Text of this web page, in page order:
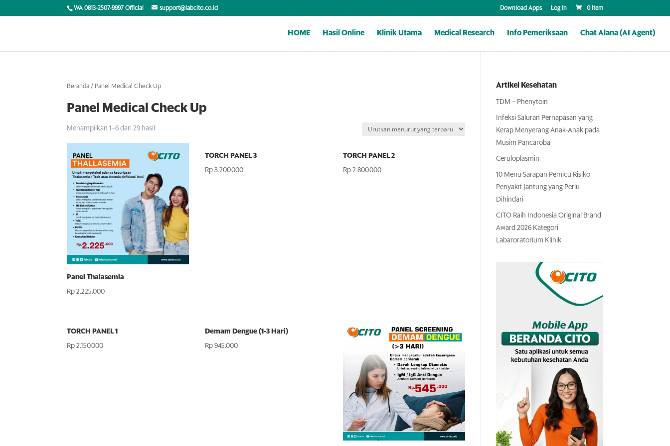
WA 0813-2507-9997 Official support@labcito.co.id Download Apps Log In 0 Item
HOME Hasil Online Klinik Utama Medical Research Info Pemeriksaan Chat Alana (AI Agent)
Beranda / Panel Medical Check Up
Panel Medical Check Up
Menampilkan 1–6 dari 29 hasil
Panel Thalasemia
Rp 2.225.000
TORCH PANEL 3
Rp 3.200.000
TORCH PANEL 2
Rp 2.800.000
TORCH PANEL 1
Rp 2.150.000
Demam Dengue (1-3 Hari)
Rp 945.000
Artikel Kesehatan
TDM – Phenytoin
Infeksi Saluran Pernapasan yang
Kerap Menyerang Anak-Anak pada
Musim Pancaroba
Ceruloplasmin
10 Menu Sarapan Pemicu Risiko
Penyakit Jantung yang Perlu
Dihindari
CITO Raih Indonesia Original Brand
Award 2026 Kategori
Labaroratorium Klinik